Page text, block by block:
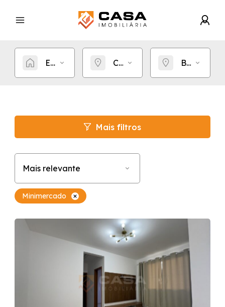
Estou procurando por... Cidade Bairro
Mais filtros
Mais relevante
Minimercado